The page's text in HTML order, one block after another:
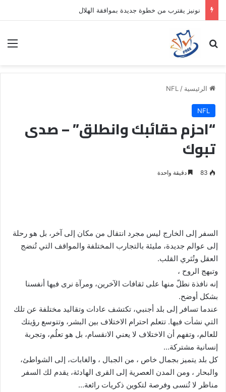
حقيقة غياب جواو كانسيلو عـــ ــن معسكر الهلال في النمسا
بحث عن
الرئيسية /
NFL
NFL
“احزم حقائبك وانطلق” – صدى
تبوك
83 دقيقة واحدة
السفر إلى الخارج ليس مجرد انتقال من مكان إلى آخر، بل هو رحلة
إلى عوالم جديدة، مليئة بالتجارب المختلفة والمواقف التي تُنضج
العقل وتُثري القلب.
وتبهج الروح ،
إنه نافذة نطلّ منها على ثقافات الآخرين، ومرآة نرى فيها أنفسنا
بشكل أوضح.
عندما تسافر إلى بلد أجنبي، تكتشف عادات وتقاليد مختلفة عن تلك
التي نشأت فيها. تتعلم احترام الاختلاف بين البشر، وتتوسع رؤيتك
للعالم، وتفهم أن الاختلاف لا يعني الانقسام، بل هو تعلُم، وتجربة
إنسانية مشتركة…
كل بلد يتميز بجمال خاص ، من الجبال ، والغابات، إلى الشواطئ،
والبحار ، ومن المدن العصرية إلى القرى الهادئة، يقدم لك السفر
مناظر لا تُنسى وفرصة لتكوين ذكريات رائعة…